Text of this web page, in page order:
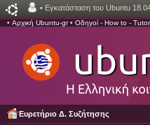
• Εγκατάσταση του Ubuntu
• Αρχική Ubuntu-gr• Οδηγοί - How to -
Ευρετήριο Δ. Συζήτησης